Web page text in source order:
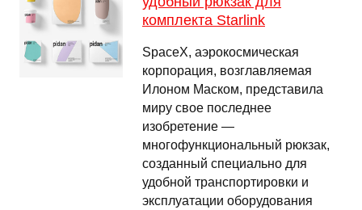
комплекта Starlink
SpaceX, аэрокосмическая
корпорация, возглавляемая
Илоном Маском, представила
миру свое последнее
изобретение —
многофункциональный рюкзак,
созданный специально для
удобной транспортировки и
эксплуатации оборудования